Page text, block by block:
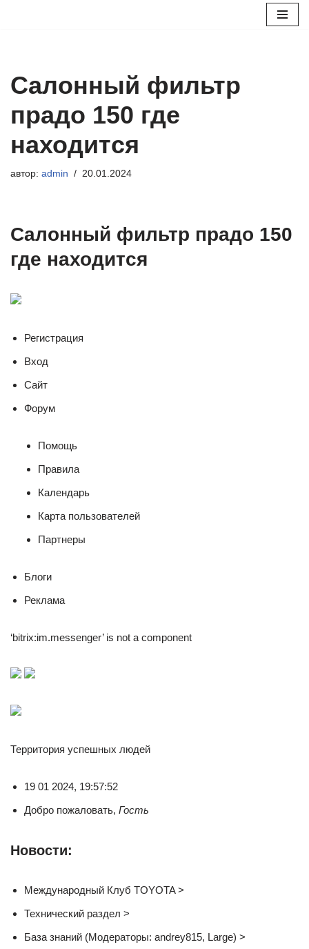
Салонный фильтр
прадо 150 где
находится
автор: admin 20.01.2024
Салонный фильтр прадо 150
где находится
Регистрация
Вход
Сайт
Форум
Помощь
Правила
Календарь
Карта пользователей
Партнеры
Блоги
Реклама
‘bitrix:im.messenger’ is not a component
Территория успешных людей
19 01 2024, 19:57:52
Добро пожаловать, Гость
Новости:
Международный Клуб TOYOTA >
Технический раздел >
База знаний (Модераторы: andrey815, Large) >